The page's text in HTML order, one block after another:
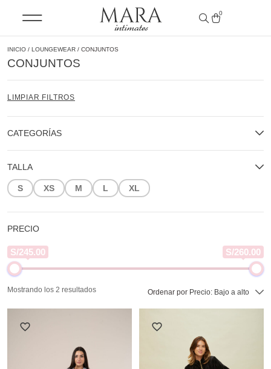
0
INICIO / LOUNGEWEAR / CONJUNTOS
CONJUNTOS
LIMPIAR FILTROS
CATEGORÍAS
TALLA
S XS M L XL
PRECIO
S/245.00 S/260.00
Ordenar por Precio: Bajo a alto
Mostrando los 2 resultados